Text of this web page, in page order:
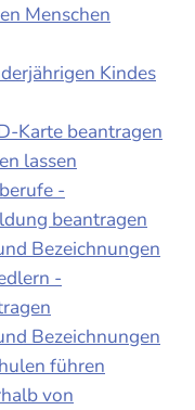
Menschen
Kindes
Karte beantragen
lassen
-
beantragen
Bezeichnungen
-
Bezeichnungen
führen
von